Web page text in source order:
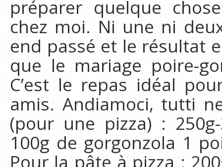
préparer quelque
chez moi. Ni une ni
end passé et le résultat
que le mariage poire-
C’est le repas idéal
amis. Andiamoci, tutti
(pour une pizza) :
100g de gorgonzola 1
Pour la pâte à pizza :